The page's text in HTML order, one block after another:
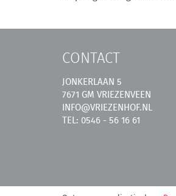
CONTACT
JONKERLAAN 5
7671 GM VRIEZENVEEN
INFO@VRIEZENHOF.NL
TEL: 0546 - 56 16 61